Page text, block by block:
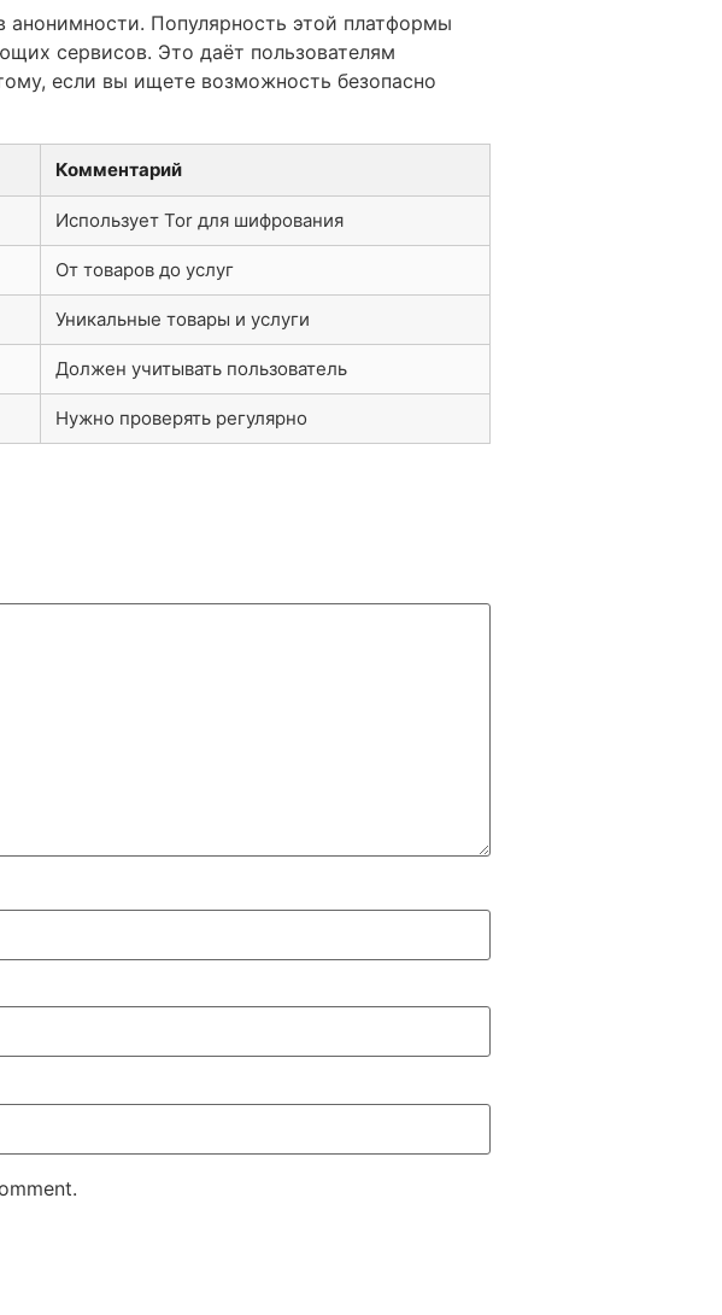
анонимности. Популярность этой платформы
сервисов. Это даёт пользователям
если вы ищете возможность безопасно
Комментарий
Использует Tor для шифрования
От товаров до услуг
Уникальные товары и услуги
Должен учитывать пользователь
Нужно проверять регулярно